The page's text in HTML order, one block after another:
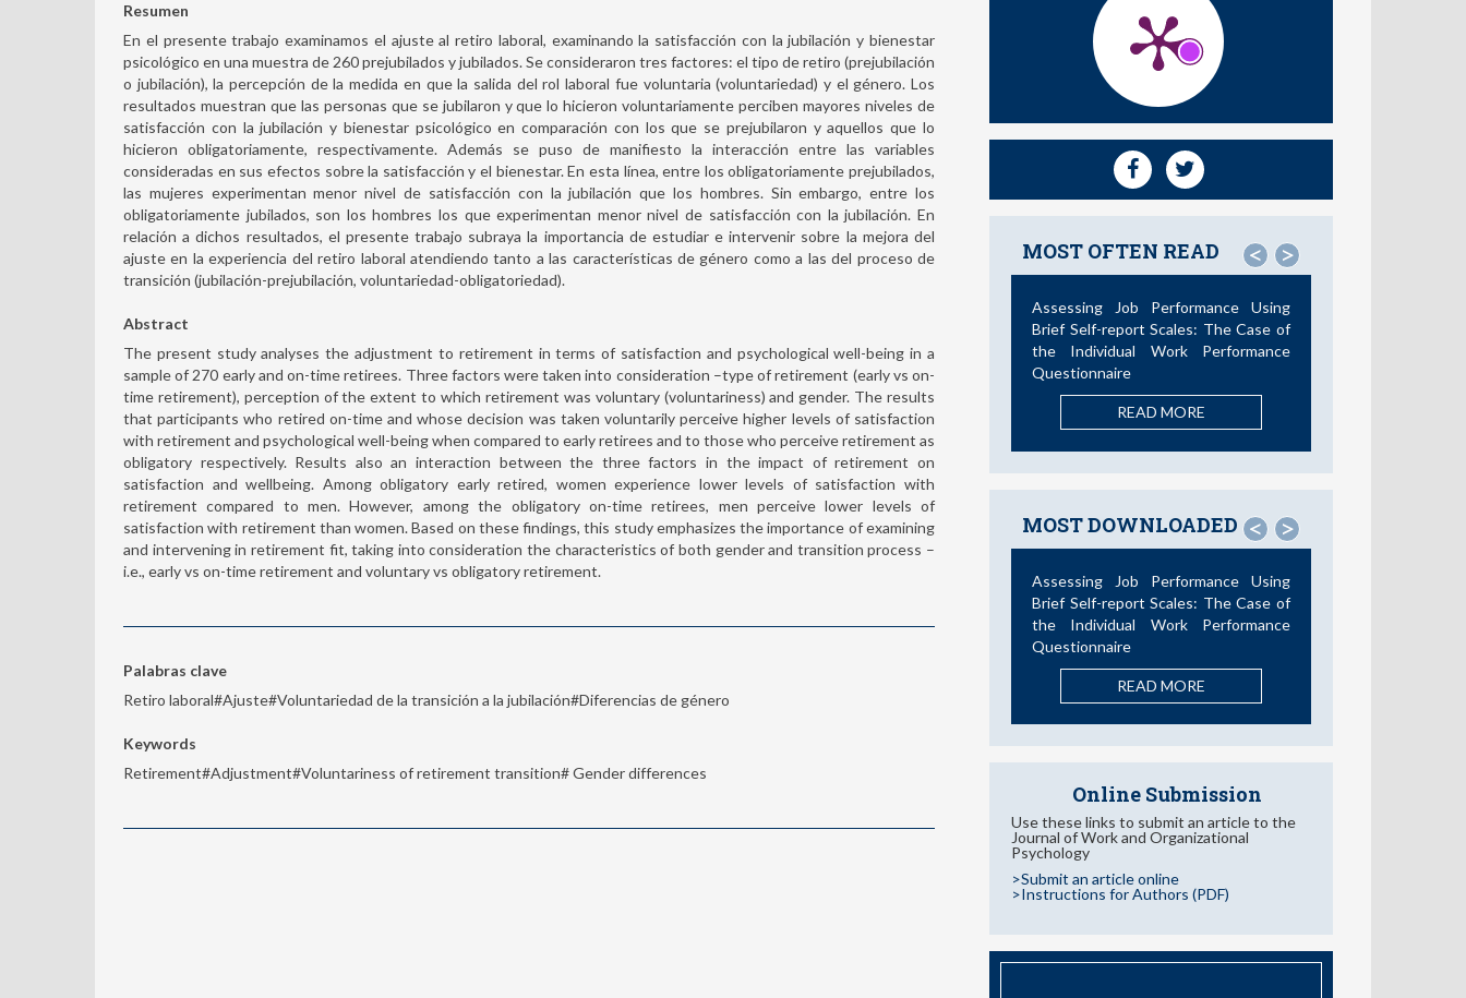
Resumen
En el presente trabajo examinamos el ajuste al retiro laboral, examinando la satisfacción con la jubilación y bienestar
psicológico en una muestra de 260 prejubilados y jubilados. Se consideraron tres factores: el tipo de retiro (prejubilación
o jubilación), la percepción de la medida en que la salida del rol laboral fue voluntaria (voluntariedad) y el género. Los
resultados muestran que las personas que se jubilaron y que lo hicieron voluntariamente perciben mayores niveles de
satisfacción con la jubilación y bienestar psicológico en comparación con los que se prejubilaron y aquellos que lo
hicieron obligatoriamente, respectivamente. Además se puso de manifiesto la interacción entre las variables
consideradas en sus efectos sobre la satisfacción y el bienestar. En esta línea, entre los obligatoriamente prejubilados,
las mujeres experimentan menor nivel de satisfacción con la jubilación que los hombres. Sin embargo, entre los
obligatoriamente jubilados, son los hombres los que experimentan menor nivel de satisfacción con la jubilación. En
relación a dichos resultados, el presente trabajo subraya la importancia de estudiar e intervenir sobre la mejora del
ajuste en la experiencia del retiro laboral atendiendo tanto a las características de género como a las del proceso de
transición (jubilación-prejubilación, voluntariedad-obligatoriedad).
Abstract
The present study analyses the adjustment to retirement in terms of satisfaction and psychological well-being in a
sample of 270 early and on-time retirees. Three factors were taken into consideration –type of retirement (early vs on-
time retirement), perception of the extent to which retirement was voluntary (voluntariness) and gender. The results
that participants who retired on-time and whose decision was taken voluntarily perceive higher levels of satisfaction
with retirement and psychological well-being when compared to early retirees and to those who perceive retirement as
obligatory respectively. Results also an interaction between the three factors in the impact of retirement on
satisfaction and wellbeing. Among obligatory early retired, women experience lower levels of satisfaction with
retirement compared to men. However, among the obligatory on-time retirees, men perceive lower levels of
satisfaction with retirement than women. Based on these findings, this study emphasizes the importance of examining
and intervening in retirement fit, taking into consideration the characteristics of both gender and transition process –
i.e., early vs on-time retirement and voluntary vs obligatory retirement.
Palabras clave
Retiro laboral#Ajuste#Voluntariedad de la transición a la jubilación#Diferencias de género
Keywords
Retirement#Adjustment#Voluntariness of retirement transition# Gender differences
MOST OFTEN READ < >
Assessing Job Performance Using
Brief Self-report Scales: The Case of
the Individual Work Performance
Questionnaire
READ MORE
MOST DOWNLOADED < >
Assessing Job Performance Using
Brief Self-report Scales: The Case of
the Individual Work Performance
Questionnaire
READ MORE
Online Submission
Use these links to submit an article to the
Journal of Work and Organizational
Psychology
>Submit an article online
>Instructions for Authors (PDF)